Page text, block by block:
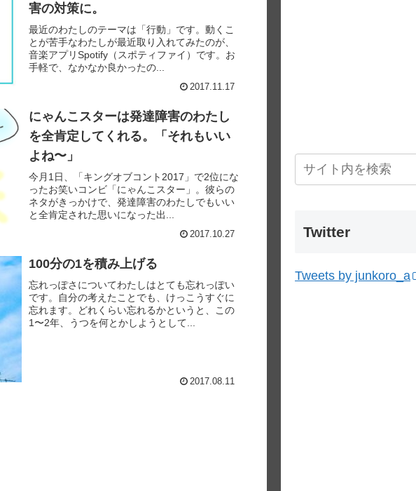
害の対策に。
最近のわたしのテーマは「行動」です。動くこ
とが苦手なわたしが最近取り入れてみたのが、
音楽アプリSpotify（スポティファイ）です。お
手軽で、なかなか良かったの...
2017.11.17
にゃんこスターは発達障害のわたし
を全肯定してくれる。「それもいい
よね〜」
今月1日、「キングオブコント2017」で2位にな
ったお笑いコンビ「にゃんこスター」。彼らの
ネタがきっかけで、発達障害のわたしでもいい
と全肯定された思いになった出...
2017.10.27
100分の1を積み上げる
忘れっぽさについてわたしはとても忘れっぽい
です。自分の考えたことでも、けっこうすぐに
忘れます。どれくらい忘れるかというと、この
1〜2年、うつを何とかしようとして...
2017.08.11
Twitter
Tweets by junkoro_a